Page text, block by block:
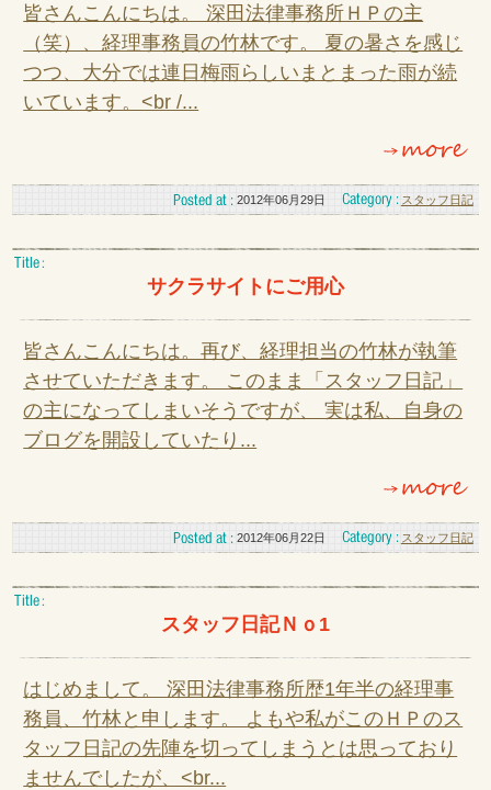
皆さんこんにちは。 深田法律事務所ＨＰの主
（笑）、経理事務員の竹林です。 夏の暑さを感じ
つつ、大分では連日梅雨らしいまとまった雨が続
いています。<br /...
スタッフ日記
2012年06月29日
サクラサイトにご用心
皆さんこんにちは。再び、経理担当の竹林が執筆
させていただきます。 このまま「スタッフ日記」
の主になってしまいそうですが、 実は私、自身の
ブログを開設していたり...
スタッフ日記
2012年06月22日
スタッフ日記Ｎｏ1
はじめまして。 深田法律事務所歴1年半の経理事
務員、竹林と申します。 よもや私がこのＨＰのス
タッフ日記の先陣を切ってしまうとは思っており
ませんでしたが、<br...